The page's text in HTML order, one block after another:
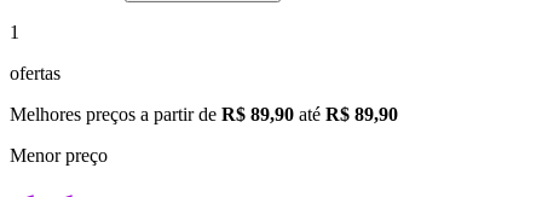
1
ofertas
Melhores preços a partir de R$ 89,90 até R$ 89,90
Menor preço